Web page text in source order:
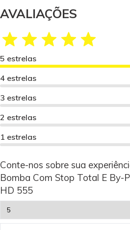
AVALIAÇÕES
5 estrelas
4 estrelas
3 estrelas
2 estrelas
1 estrelas
Conte-nos sobre sua
Bomba Com Stop Total E By-
HD 555